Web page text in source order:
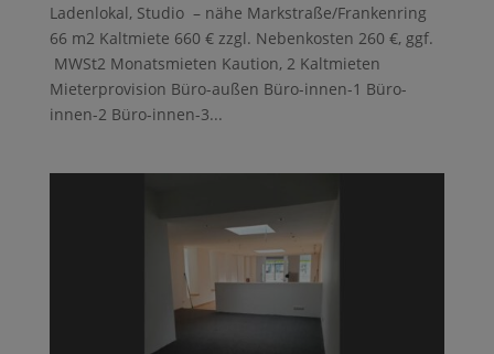
Ladenlokal, Studio – nähe Markstraße/Frankenring
66 m2 Kaltmiete 660 € zzgl. Nebenkosten 260 €, ggf.
MWSt2 Monatsmieten Kaution, 2 Kaltmieten
Mieterprovision Büro-außen Büro-innen-1 Büro-
innen-2 Büro-innen-3...